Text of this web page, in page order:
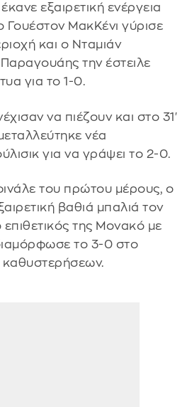
εξαιρετική ενέργεια
Γουέστον ΜακΚένι γύρισε
και ο Νταμιάν
την έστειλε
για το 1-0.
να πιέζουν και στο 31'
νέα
για να γράψει το 2-0.
του πρώτου μέρους, ο
βαθιά μπαλιά τον
της Μονακό με
το 3-0 στο